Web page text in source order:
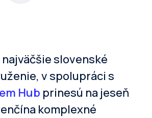
najväčšie slovenské
v spolupráci s
Hub prinesú na jeseň
komplexné